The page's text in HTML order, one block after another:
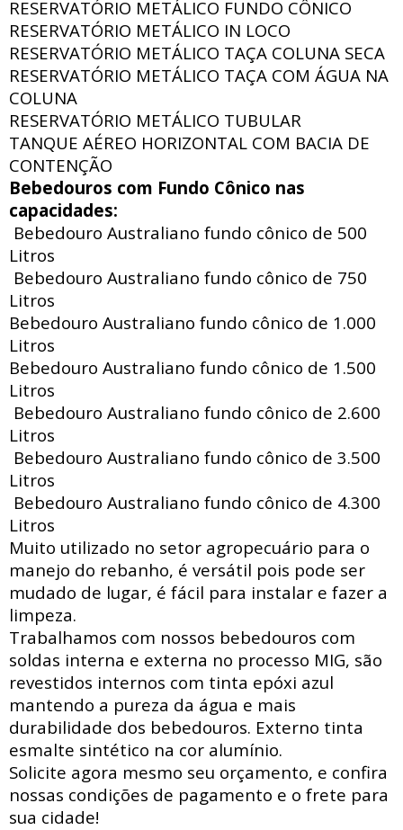
RESERVATÓRIO METÁLICO FUNDO CÔNICO
RESERVATÓRIO METÁLICO IN LOCO
RESERVATÓRIO METÁLICO TAÇA COLUNA SECA
RESERVATÓRIO METÁLICO TAÇA COM ÁGUA NA
COLUNA
RESERVATÓRIO METÁLICO TUBULAR
TANQUE AÉREO HORIZONTAL COM BACIA DE
CONTENÇÃO
Bebedouros com Fundo Cônico nas
capacidades:
Bebedouro Australiano fundo cônico de 500
Litros
Bebedouro Australiano fundo cônico de 750
Litros
Bebedouro Australiano fundo cônico de 1.000
Litros
Bebedouro Australiano fundo cônico de 1.500
Litros
Bebedouro Australiano fundo cônico de 2.600
Litros
Bebedouro Australiano fundo cônico de 3.500
Litros
Bebedouro Australiano fundo cônico de 4.300
Litros
Muito utilizado no setor agropecuário para o
manejo do rebanho, é versátil pois pode ser
mudado de lugar, é fácil para instalar e fazer a
limpeza.
Trabalhamos com nossos bebedouros com
soldas interna e externa no processo MIG, são
revestidos internos com tinta epóxi azul
mantendo a pureza da água e mais
durabilidade dos bebedouros. Externo tinta
esmalte sintético na cor alumínio.
Solicite agora mesmo seu orçamento, e confira
nossas condições de pagamento e o frete para
sua cidade!